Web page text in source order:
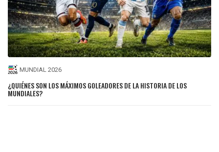
MUNDIAL 2026
¿QUIÉNES SON LOS MÁXIMOS GOLEADORES DE LA HISTORIA DE LOS
MUNDIALES?